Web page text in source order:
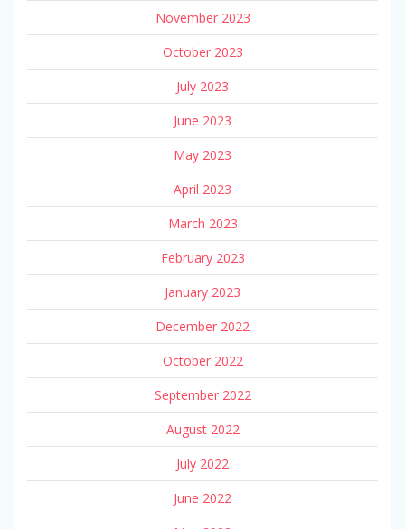
November 2023
October 2023
July 2023
June 2023
May 2023
April 2023
March 2023
February 2023
January 2023
December 2022
October 2022
September 2022
August 2022
July 2022
June 2022